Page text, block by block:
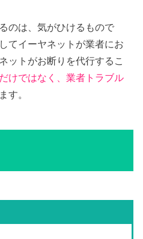
のは、気がひけるもので
てイーヤネットが業者にお
ットがお断りを代行するこ
けではなく、業者トラブル
す。